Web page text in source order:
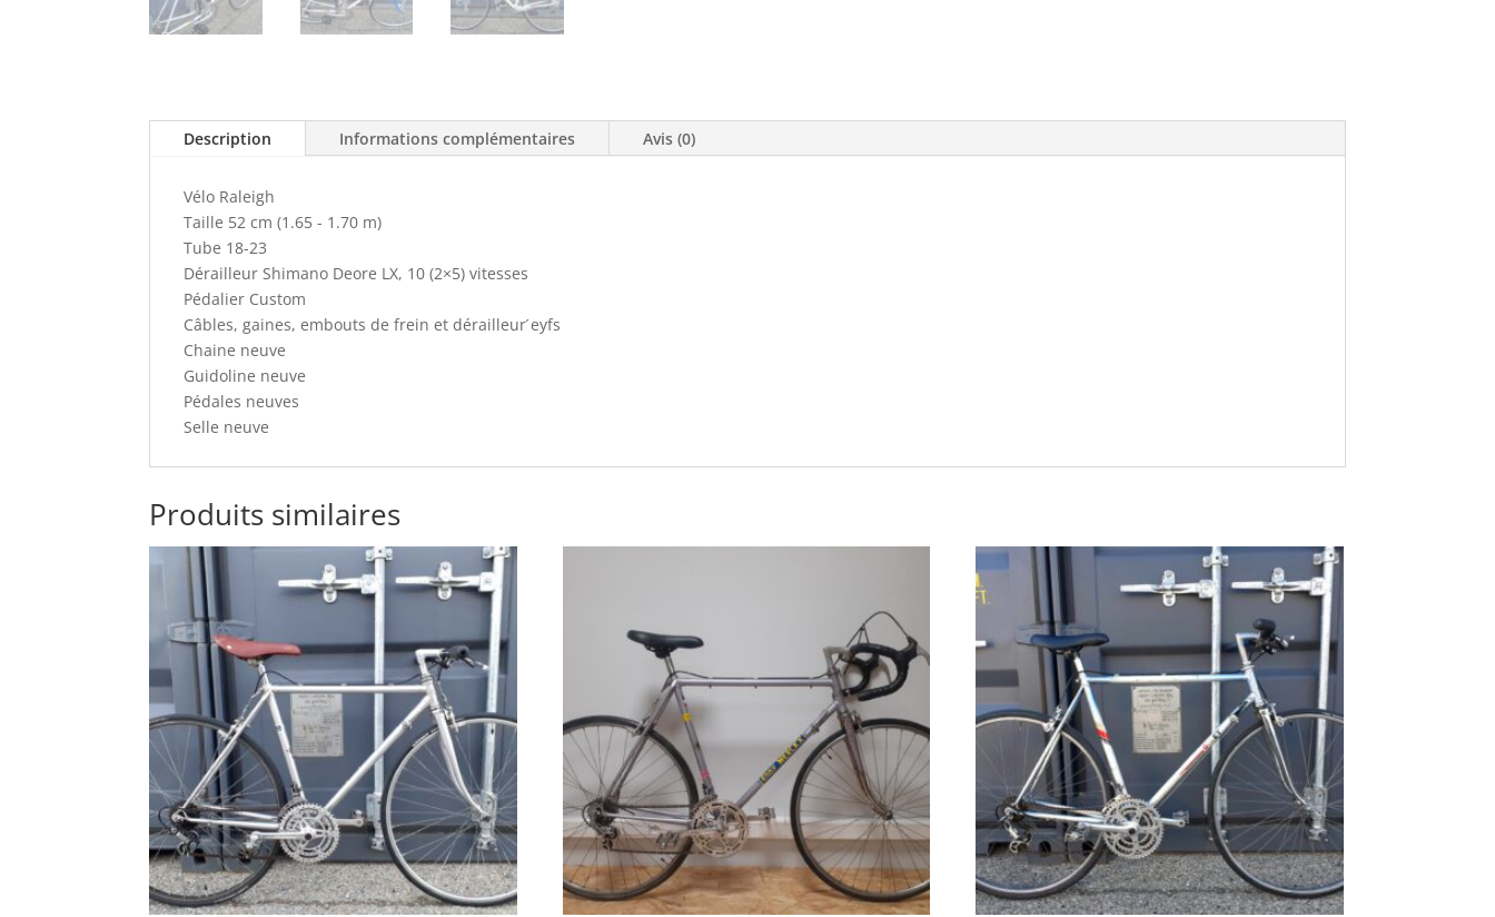
Description Informations complémentaires Avis (0)
Vélo Raleigh
Taille 52 cm (1.65 - 1.70 m)
Tube 18-23
Dérailleur Shimano Deore LX, 10 (2×5) vitesses
Pédalier Custom
Câbles, gaines, embouts de frein et dérailleur ́eyfs
Chaine neuve
Guidoline neuve
Pédales neuves
Selle neuve
Produits similaires